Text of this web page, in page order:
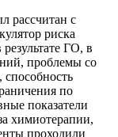
рассчитан с
риска
ГО, в
проблемы со
способность
по
показатели
химиотерапии,
проходили